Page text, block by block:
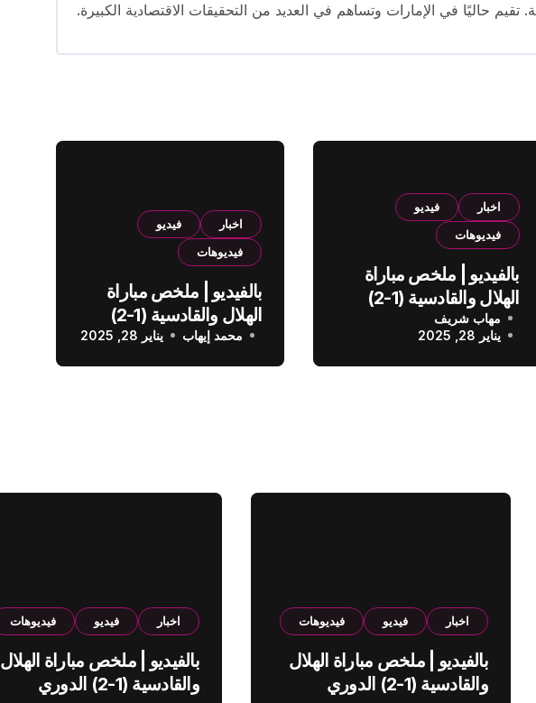
تقيم حاليًا في الإمارات وتساهم في العديد من التحقيقات الاقتصادية الكبيرة.
اخبار
فيديو
فيديوهات
بالفيديو | ملخص مباراة
الهلال والقادسية (1-2)
الدوري السعودي
مهاب شريف
يناير 28, 2025
اخبار
فيديو
فيديوهات
بالفيديو | ملخص مباراة
الهلال والقادسية (1-2)
الدوري السعودي
محمد إيهاب يناير 28, 2025
اخبار فيديو فيديوهات
بالفيديو | ملخص مباراة الهلال
والقادسية (1-2) الدوري
اخبار فيديو فيديوهات
بالفيديو | ملخص مباراة الهلال
والقادسية (1-2) الدوري